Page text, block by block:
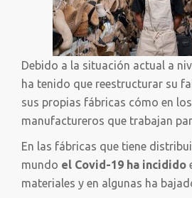
Debido a la situación actual a
ha tenido que reestructurar su
sus propias fábricas cómo en
manufactureros que trabajan
En las fábricas que tiene
mundo el Covid-19 ha incidido
materiales y en algunas ha